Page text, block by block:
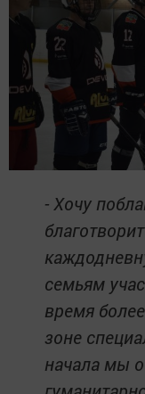
- Хочу
семьям
время
зоне
начала мы